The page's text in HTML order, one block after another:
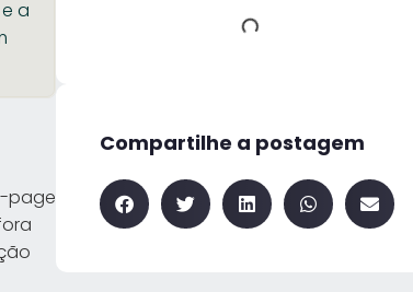
e a
page
Compartilhe a postagem